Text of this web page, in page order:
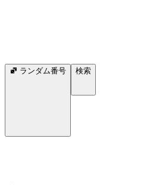
ランダム番号 検索